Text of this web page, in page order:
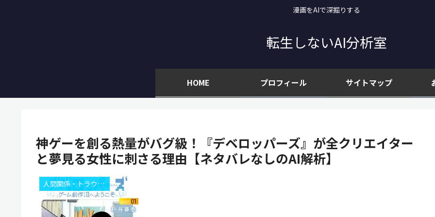
漫画をAIで深掘りする
転生しないAI分析室
HOME プロフィール サイトマップ
神ゲーを創る熱量がバグ級！『デベロッパーズ』が全クリエイター
と夢見る女性に刺さる理由【ネタバレなしのAI解析】
人間関係・トラウマ解析